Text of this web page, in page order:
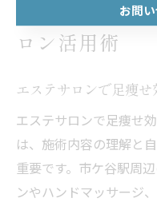
足痩せ効果を
ロン活用術
エステサロンで足痩
エステサロンで足痩せ
は、施術内容の理解と
重要です。市ケ谷駅周
ンやハンドマッサージ
お問
お問